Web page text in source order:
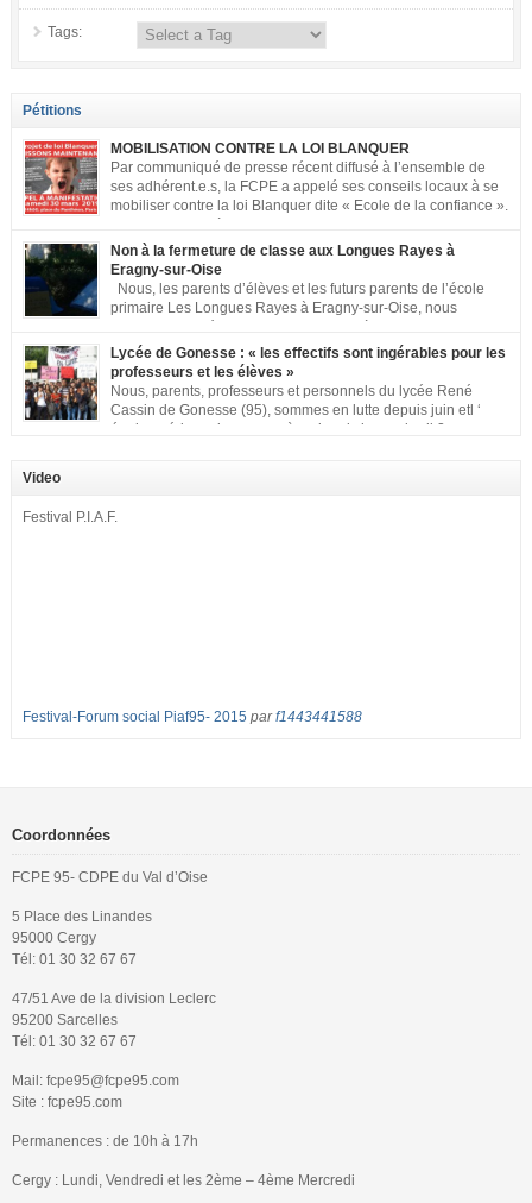
Tags:
Pétitions
MOBILISATION CONTRE LA LOI BLANQUER
Par communiqué de presse récent diffusé à l’ensemble de
ses adhérent.e.s, la FCPE a appelé ses conseils locaux à se
mobiliser contre la loi Blanquer dite « Ecole de la confiance ».
met à votre disposition ce kit de mobilisation comprenant : 1 affiche
appelant […]
Non à la fermeture de classe aux Longues Rayes à
Eragny-sur-Oise
Nous, les parents d’élèves et les futurs parents de l’école
primaire Les Longues Rayes à Eragny-sur-Oise, nous
classe aux Longues Rayes ». Non à la dégradation continue des conditions
d’accueil et d’apprentissage de nos enfants à l’école primaire. Chaque
enfant a droit à […]
Lycée de Gonesse : « les effectifs sont ingérables pour les
professeurs et les élèves »
Nous, parents, professeurs et personnels du lycée René
Cassin de Gonesse (95), sommes en lutte depuis juin etl ‘
équipe pédagogique en grève depuis le vendredi 2
nombreuses classes de première et […]
Video
Festival P.I.A.F.
Festival-Forum social Piaf95- 2015 parf1443441588
Coordonnées
FCPE 95- CDPE du Val d’Oise
5 Place des Linandes
95000 Cergy
Tél: 01 30 32 67 67
47/51 Ave de la division Leclerc
95200 Sarcelles
Tél: 01 30 32 67 67
Mail: fcpe95@fcpe95.com
Site : fcpe95.com
Permanences : de 10h à 17h
Cergy : Lundi, Vendredi et les 2ème – 4ème Mercredi